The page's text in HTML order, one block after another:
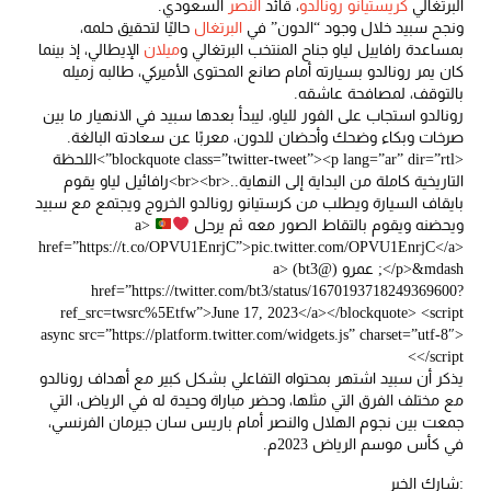
البرتغالي كريستيانو رونالدو، قائد النصر
السعودي.
ونجح سبيد خلال وجود “الدون” في
البرتغال حاليًا لتحقيق حلمه،
بمساعدة رافاييل لياو جناح المنتخب البرتغالي وميلان الإيطالي، إذ بينما
كان يمر رونالدو بسيارته أمام صانع المحتوى الأميركي، طالبه زميله
بالتوقف، لمصافحة عاشقه.
رونالدو استجاب على الفور للياو، ليبدأ بعدها سبيد في الانهيار ما بين
صرخات وبكاء وضحك وأحضان للدون، معربًا عن سعادته البالغة.
<blockquote class=”twitter-tweet”><p lang=”ar” dir=”rtl”>اللحظة
التاريخية كاملة من البداية إلى النهاية..<br><br>رافائيل لياو يقوم
بايقاف السيارة ويطلب من كرستيانو رونالدو الخروج ويجتمع مع سبيد
ويحضنه ويقوم بالتقاط الصور معه ثم يرحل
<a
href=”https://t.co/OPVU1EnrjC”>pic.twitter.com/OPVU1EnrjC</a>
</p>&mdash; عمرو (@bt3) <a
href=”https://twitter.com/bt3/status/1670193718249369600?
ref_src=twsrc%5Etfw”>June 17, 2023</a></blockquote> <script
async src=”https://platform.twitter.com/widgets.js” charset=”utf-8″>
</script>
يذكر أن سبيد اشتهر بمحتواه التفاعلي بشكل كبير مع أهداف رونالدو
مع مختلف الفرق التي مثلها، وحضر مباراة وحيدة له في الرياض، التي
جمعت بين نجوم الهلال والنصر أمام باريس سان جيرمان الفرنسي،
في كأس موسم الرياض 2023م.
:شارك الخبر